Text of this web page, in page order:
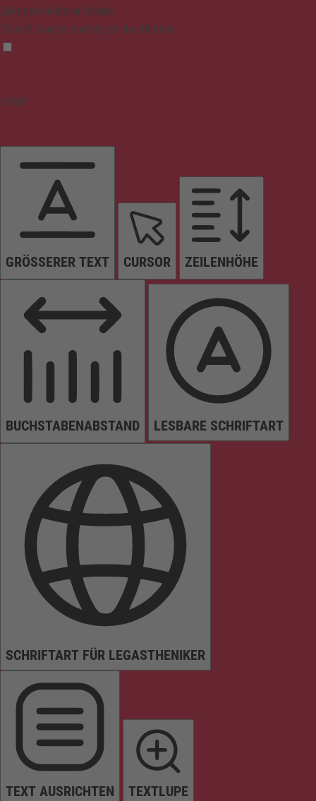
Epilepsie-sicherer Modus
Dämpft Farben und stoppt das Blinken
Inhalt
GRÖSSERER TEXT CURSOR ZEILENHÖHE
BUCHSTABENABSTAND LESBARE SCHRIFTART
SCHRIFTART FÜR LEGASTHENIKER
TEXT AUSRICHTEN TEXTLUPE